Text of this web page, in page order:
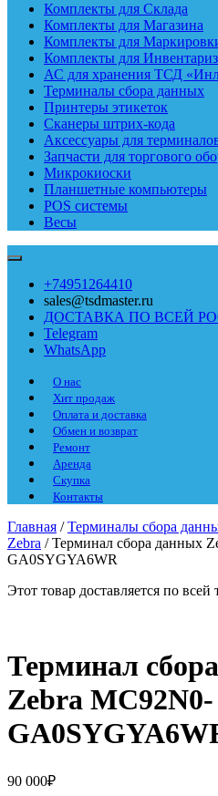
Комплекты для Склада
Комплекты для Магазина
Комплекты для
Комплекты для
АС для хранения ТСД
Терминалы сбора данных
Принтеры этикеток
Сканеры штрих-кода
Аксессуары для
Запчасти для торгового
Микрокиоски
Планшетные компьютеры
POS системы
Весы
+74951264410
sales@tsdmaster.ru
ДОСТАВКА ПО ВСЕЙ
Telegram
WhatsApp
О нас
Хит продаж
Оплата и доставка
Обмен и возврат
Ремонт
Аренда
Скупка
Контакты
Главная /Терминалы сбора
Zebra / Терминал сбора данных
GA0SYGYA6WR
Этот товар доставляется по
Терминал
Zebra MC92N0-
90 000₽